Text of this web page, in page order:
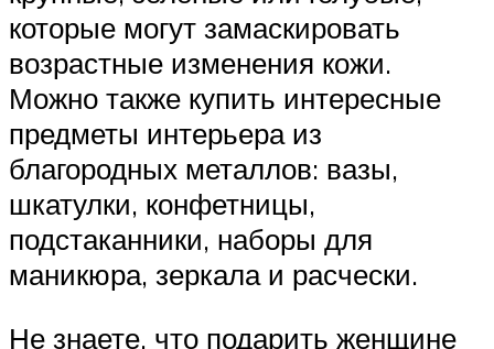
которые могут замаскировать
возрастные изменения кожи.
Можно также купить интересные
предметы интерьера из
благородных металлов: вазы,
шкатулки, конфетницы,
подстаканники, наборы для
маникюра, зеркала и расчески.
Не знаете, что подарить женщине